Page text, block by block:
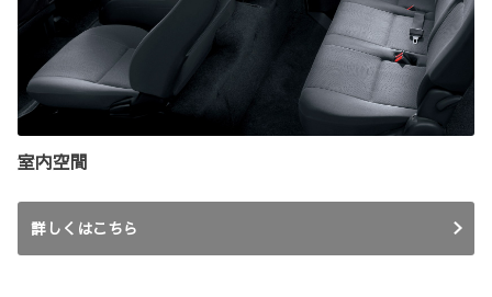
室内空間
詳しくはこちら